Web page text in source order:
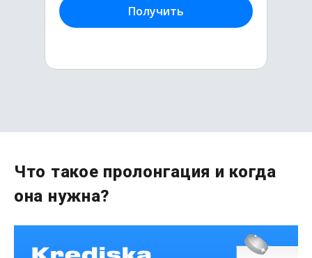
Получить
Сумма
Срок
Получить
Что такое пролонгация и когда
она нужна?